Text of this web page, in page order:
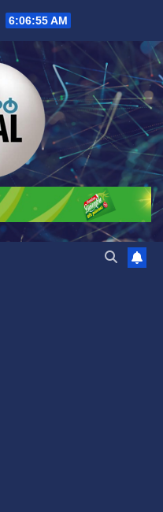
6:06:56 AM